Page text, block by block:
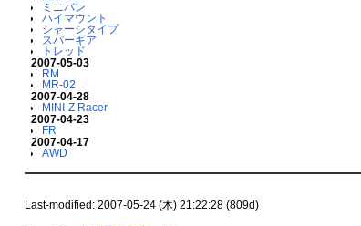
ミニバン
ハイマウント
シャーシタイプ
スパーギア
トレッド
2007-05-03
RM
MR-02
2007-04-28
MINI-Z Racer
2007-04-23
FR
2007-04-17
AWD
Last-modified: 2007-05-24 (木) 21:22:28 (809d)